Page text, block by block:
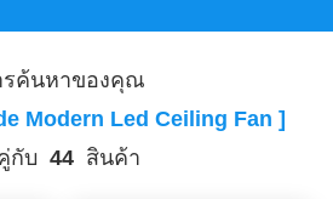
รค้นหาของคุณ
Modern Led Ceiling Fan ]
กับ 44สินค้า